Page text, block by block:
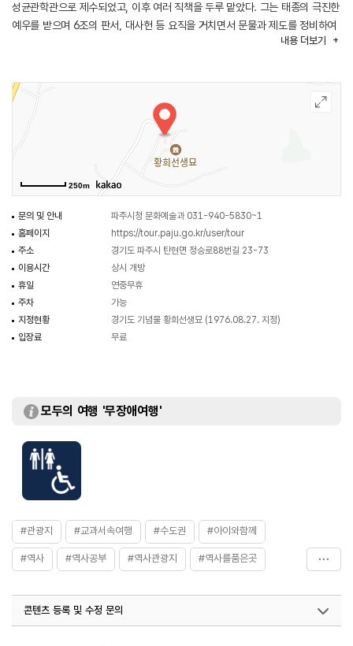
성균관학관으로 제수되었고, 이후 여러 직책을 두루 맡았다. 그는 태종의 극진한
예우를 받으며 6조의 판서, 대사헌 등 요직을 거치면서 문물과 제도를 정비하여
조선 초기 국가 기반을 확립하는데 큰 업적을 남겼다. 태종 대의 관직생활을
나라살림을 총괄하던 의정부에서 외교와 문물제도의 정비, 4군 6진의 개척,
문예진흥 등을 지휘하여 세종성세에 크게 공헌하였다.
내용 더보기
250m
문의 및 안내
파주시청 문화예술과 031-940-5830~1
홈페이지
https://tour.paju.go.kr/user/tour
주소
경기도 파주시 탄현면 정승로88번길 23-73
이용시간
상시 개방
휴일
연중무휴
주차
가능
지정현황
경기도 기념물 황희선생묘 (1976.08.27. 지정)
입장료
무료
모두의 여행 '무장애여행'
#관광지 #교과서속여행 #수도권 #아이와함께
#역사 #역사공부 #역사관광지 #역사를품은곳
#역사유적지 #역사탐방
콘텐츠 등록 및 수정 문의